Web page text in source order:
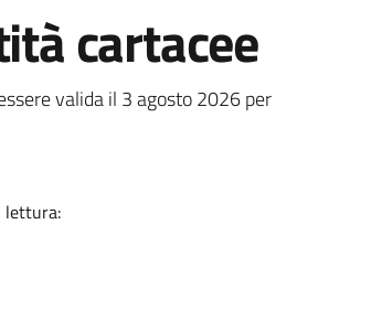
cartacee
valida il 3 agosto 2026 per
lettura: